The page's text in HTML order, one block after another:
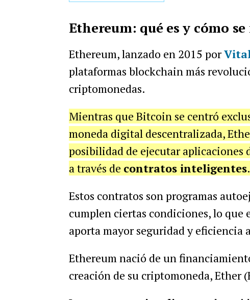
Ethereum: qué es y cómo
Ethereum, lanzado en 2015 por
plataformas blockchain más
criptomonedas.
Mientras que Bitcoin se centró
moneda digital descentralizada,
posibilidad de ejecutar aplicaciones
a través de contratos inteligentes.
Estos contratos son programas
cumplen ciertas condiciones, lo
aporta mayor seguridad y eficiencia
Ethereum nació de un
creación de su criptomoneda, Ether